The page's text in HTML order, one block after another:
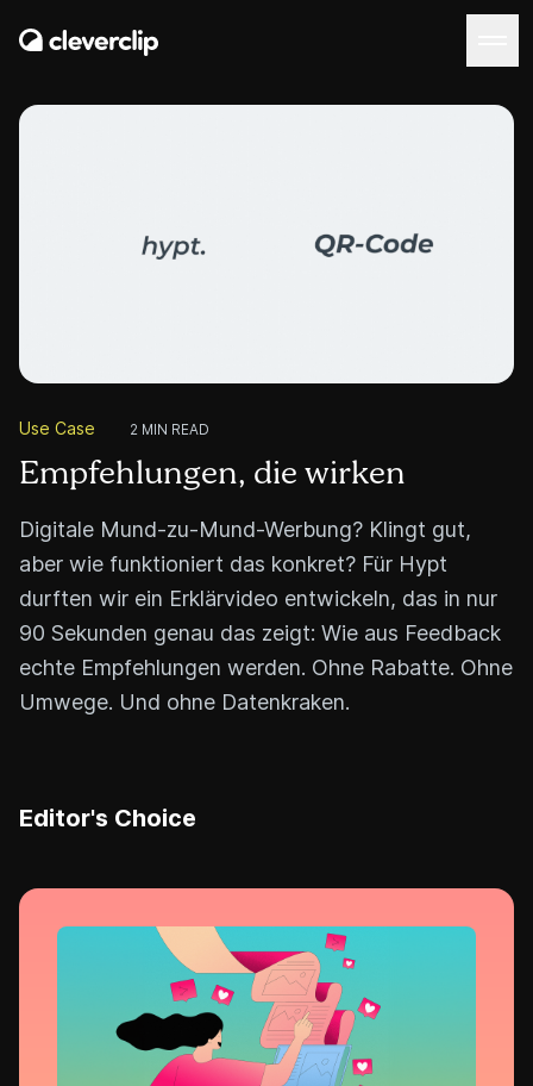
Use Case 2 MIN READ
Empfehlungen, die wirken
Digitale Mund-zu-Mund-Werbung? Klingt gut,
aber wie funktioniert das konkret? Für Hypt
durften wir ein Erklärvideo entwickeln, das in nur
90 Sekunden genau das zeigt: Wie aus Feedback
echte Empfehlungen werden. Ohne Rabatte. Ohne
Umwege. Und ohne Datenkraken.
Editor's Choice